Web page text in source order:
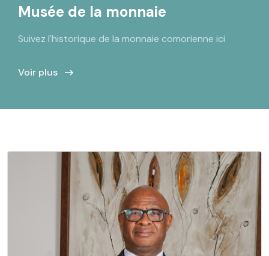
Musée de la monnaie
Suivez l'historique de la monnaie comorienne ici
Voir plus